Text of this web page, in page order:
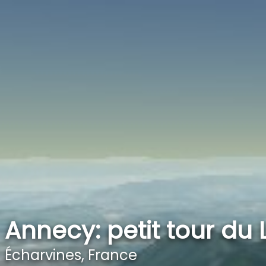
Annecy: petit tour du
Écharvines, France